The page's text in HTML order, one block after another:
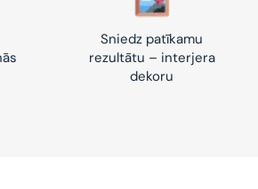
Sniedz patīkamu
rezultātu – interjera
dekoru